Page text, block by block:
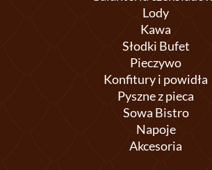
Lody
Kawa
Słodki Bufet
Pieczywo
Konfitury i powidła
Pyszne z pieca
Sowa Bistro
Napoje
Akcesoria